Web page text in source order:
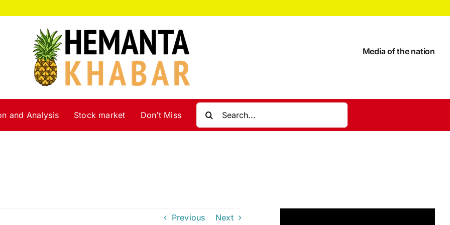
Media of the nation
and Analysis Stock market Don’t Miss
Previous Next